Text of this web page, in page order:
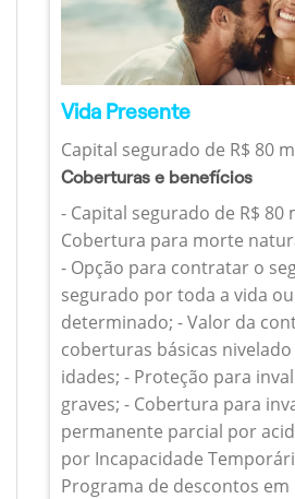
Vida Presente
Capital segurado de R$ 80
Coberturas e benefícios
- Capital segurado de R$ 80
Cobertura para morte
- Opção para contratar o
segurado por toda a vida
determinado; - Valor da
coberturas básicas
idades; - Proteção para
graves; - Cobertura para
permanente parcial por
por Incapacidade
Programa de descontos em